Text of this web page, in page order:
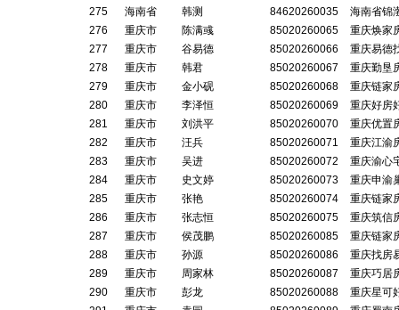
275
海南省 韩测 84620260035
海南省锦
276
重庆市 陈满彧 85020260065
重庆焕家
277
重庆市 谷易德 85020260066
重庆易德
278
重庆市 韩君 85020260067
重庆勤垦
279
重庆市 金小砚 85020260068
重庆链家
280
重庆市 李泽恒 85020260069
重庆好房
281
重庆市 刘洪平 85020260070
重庆优置
282
重庆市 汪兵 85020260071
重庆江渝
283
重庆市 吴进 85020260072
重庆渝心
284
重庆市 史文婷 85020260073
重庆申渝
285
重庆市 张艳 85020260074
重庆链家
286
重庆市 张志恒 85020260075
重庆筑信
287
重庆市 侯茂鹏 85020260085
重庆链家
288
重庆市 孙源 85020260086
重庆找房
289
重庆市 周家林 85020260087
重庆巧居
290
重庆市 彭龙 85020260088
重庆星可